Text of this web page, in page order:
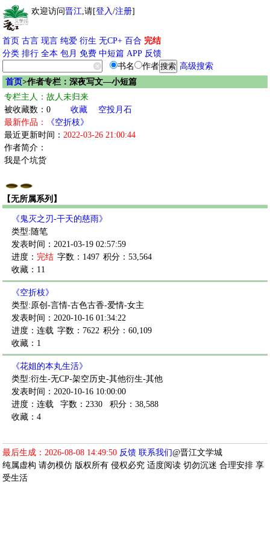
欢迎访问晋江,请[登入/注册]
首页 古言 现言 纯爱 衍生 无CP+ 百合 完结
分类 排行 全本 包月 免费 中短篇 APP 反馈
书名
作者
高级搜索
首页>作者专栏：深夜写文—小短篇
专栏主人：故人未归来
被收藏数：0
收藏
空投月石
最新作品：
《空折枝》
最近更新时间： 2022-03-26 21:00:44
作者简介：
我是个坑货
【无所属系列】
《鬼灭之刃-干天的慈雨》
类型:随笔
发表时间：2021-03-19 02:57:59
进度： 完结 字数：1497 积分：53,564
收藏：11
《空折枝》
类型:原创-言情-古色古香-爱情-女主
发表时间：2020-10-16 01:34:22
进度：连载 字数：7622 积分：60,109
收藏：1
《花姐的本丸生活》
类型:衍生-无CP-架空历史-其他衍生-其他
发表时间：2020-10-16 10:00:00
进度：连载
字数：2330
积分：38,588
收藏：4
最后生成：2026-08-08 14:49:50 反馈 联系我们@晋江文学城
纯属虚构 请勿模仿 版权所有 侵权必究 适度阅读 切勿沉迷 合理安排 享
受生活